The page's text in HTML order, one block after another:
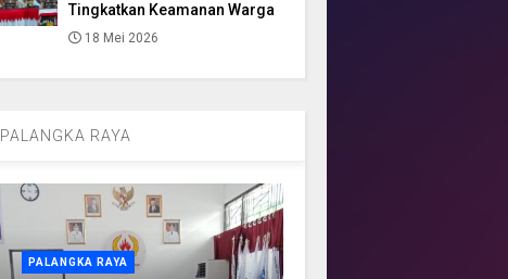
Tingkatkan Keamanan Warga
18 Mei 2026
PALANGKA RAYA
PALANGKA RAYA